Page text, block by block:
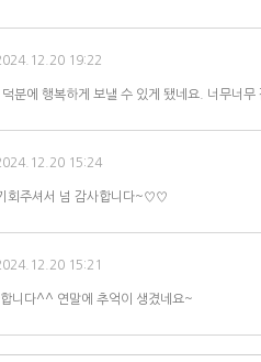
19:22
분에 행복하게 보낼 수 있게 됐네요. 너무너
15:24
회주셔서 넘 감사합니다~♡♡
15:21
니다^^ 연말에 추억이 생겼네요~